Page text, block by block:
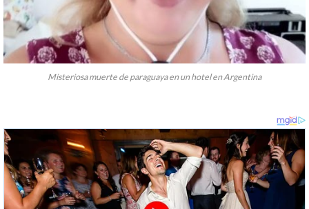
Misteriosa muerte de paraguaya en un hotel en Argentina